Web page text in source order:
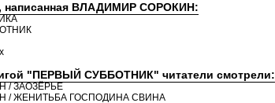
написанная ВЛАДИМИР СОРОКИН:
"ПЕРВЫЙ СУББОТНИК" читатели смотрели:
/ ЗАОЗЁРЬЕ
/ ЖЕНИТЬБА ГОСПОДИНА СВИНА